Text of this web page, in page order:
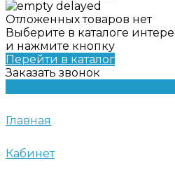
Отложенных товаров нет
Выберите в каталоге
и нажмите кнопку
Перейти в каталог
Заказать звонок
Главная
Кабинет